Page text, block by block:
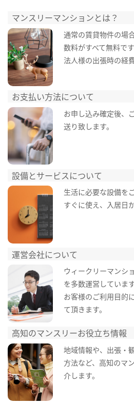
マンスリーマンションとは？
通常の賃貸物件の場
数料がすべて無料です
法人様の出張時の経
お支払い方法について
お申し込み確定後、
送り致します。
設備とサービスについて
生活に必要な設備を
すぐに使え、入居日
運営会社について
ウィークリーマンシ
を多数運営しています
お客様のご利用目的
て頂きます。
高知のマンスリーお役立ち情報
地域情報や、出張・
方法など、高知のマ
介します。